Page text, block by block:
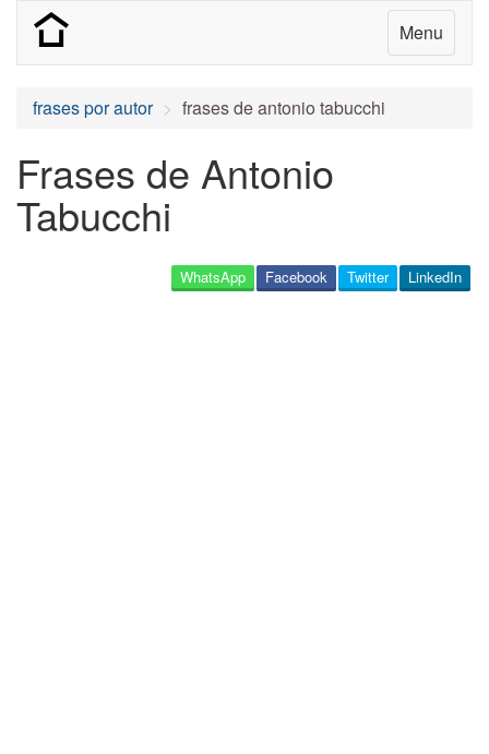
Menu
frases por autor frases de antonio tabucchi
Frases de Antonio
Tabucchi
LinkedIn
Twitter
Facebook
WhatsApp